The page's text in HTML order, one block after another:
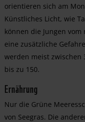
orientieren sich am
Künstliches Licht, wie
können die Jungen
eine zusätzliche
werden meist zwischen
bis zu 150.
Ernährung
Nur die Grüne
von Seegras. Die